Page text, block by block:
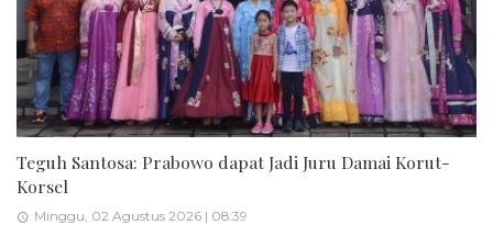
Teguh Santosa: Prabowo dapat Jadi Juru Damai Korut-
Korsel
Minggu, 02 Agustus 2026 | 08:39